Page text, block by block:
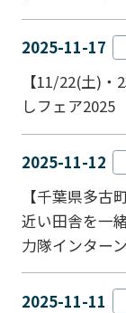
2025-11-17
【11/22(土)
しフェア2025
2025-11-12
【千葉県多古
近い田舎を一
力隊インター
2025-11-11